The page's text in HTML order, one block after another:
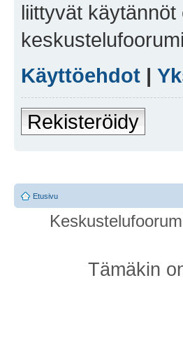
liittyvät
Käyttöehdot |
Rekisteröidy
Etusivu
Tämäkin